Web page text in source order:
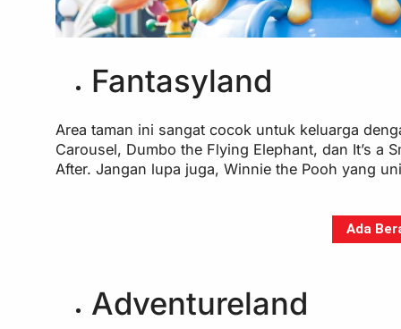
Fantasyland
Area taman ini sangat cocok untuk keluarga
Carousel, Dumbo the Flying Elephant, dan It’s a
After. Jangan lupa juga, Winnie the Pooh yang
Ada
Adventureland